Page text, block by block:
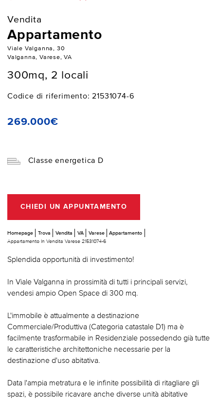
Vendita
Appartamento
Viale Valganna, 30
Valganna, Varese, VA
300mq, 2 locali
Codice di riferimento: 21531074-6
269.000€
Classe energetica D
CHIEDI UN APPUNTAMENTO
Homepage Trova Vendita VA Varese
Appartamento
Appartamento In Vendita Varese 21531074-6
Splendida opportunità di investimento!
In Viale Valganna in prossimità di tutti i principali servizi,
vendesi ampio Open Space di 300 mq.
L'immobile è attualmente a destinazione
Commerciale/Produttiva (Categoria catastale D1) ma è
facilmente trasformabile in Residenziale possedendo già tutte
le caratteristiche architettoniche necessarie per la
destinazione d'uso abitativa.
Data l'ampia metratura e le infinite possibilità di ritagliare gli
spazi, è possibile ricavare anche diverse unità abitative